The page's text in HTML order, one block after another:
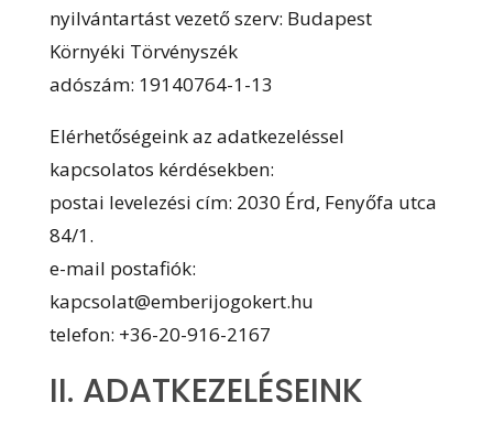
nyilvántartást vezető szerv: Budapest
Környéki Törvényszék
adószám: 19140764-1-13
Elérhetőségeink az adatkezeléssel
kapcsolatos kérdésekben:
postai levelezési cím: 2030 Érd, Fenyőfa utca
84/1.
e-mail postafiók:
kapcsolat@emberijogokert.hu
telefon: +36-20-916-2167
II. ADATKEZELÉSEINK